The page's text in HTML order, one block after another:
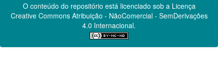
O conteúdo do repositório está licenciado sob a Licença
Creative CommonsAtribuição - NãoComercial - SemDerivações
4.0 Internacional.